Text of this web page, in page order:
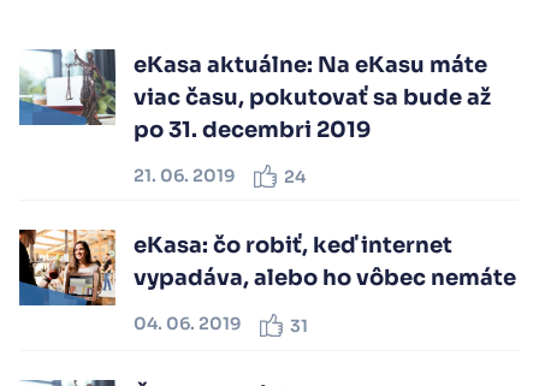
eKasa aktuálne: Na eKasu máte
viac času, pokutovať sa bude až
po 31. decembri 2019
21. 06. 2019 24
eKasa: čo robiť, keď internet
vypadáva, alebo ho vôbec nemáte
04. 06. 2019 31